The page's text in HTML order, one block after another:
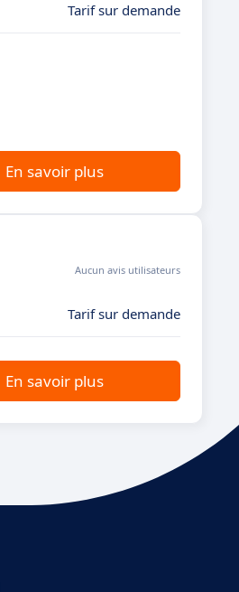
Tarif sur demande
En savoir plus
Aucun avis utilisateurs
Tarif sur demande
En savoir plus